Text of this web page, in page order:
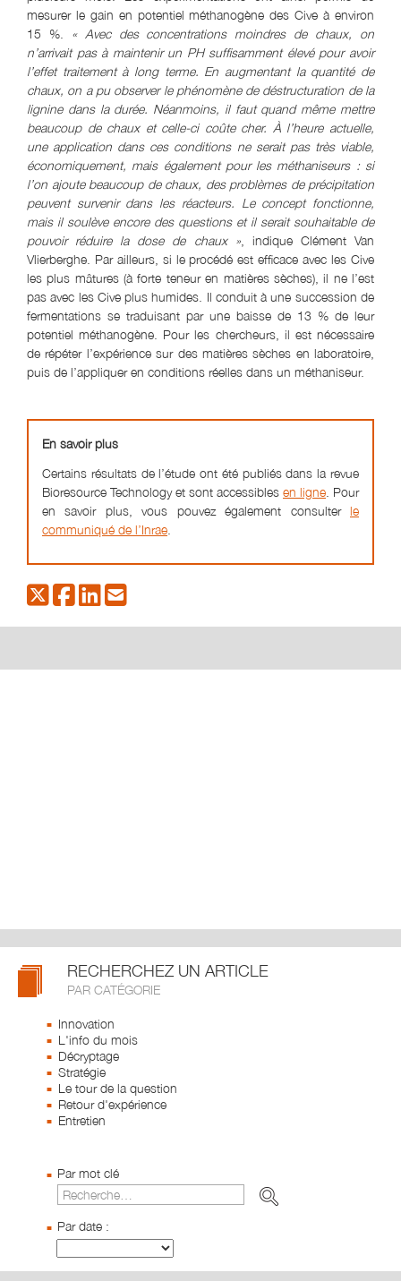
mesurer le gain en potentiel méthanogène des Cive à environ
15 %. « Avec des concentrations moindres de chaux, on
n’arrivait pas à maintenir un PH suffisamment élevé pour avoir
l’effet traitement à long terme. En augmentant la quantité de
chaux, on a pu observer le phénomène de déstructuration de la
lignine dans la durée. Néanmoins, il faut quand même mettre
beaucoup de chaux et celle-ci coûte cher. À l’heure actuelle,
une application dans ces conditions ne serait pas très viable,
économiquement, mais également pour les méthaniseurs : si
l’on ajoute beaucoup de chaux, des problèmes de précipitation
peuvent survenir dans les réacteurs. Le concept fonctionne,
mais il soulève encore des questions et il serait souhaitable de
pouvoir réduire la dose de chaux », indique Clément Van
Vlierberghe. Par ailleurs, si le procédé est efficace avec les Cive
les plus mâtures (à forte teneur en matières sèches), il ne l’est
pas avec les Cive plus humides. Il conduit à une succession de
fermentations se traduisant par une baisse de 13 % de leur
potentiel méthanogène. Pour les chercheurs, il est nécessaire
de répéter l’expérience sur des matières sèches en laboratoire,
puis de l’appliquer en conditions réelles dans un méthaniseur.
En savoir plus
Certains résultats de l’étude ont été publiés dans la revue
Bioresource Technology et sont accessibles en ligne . Pour
en savoir plus, vous pouvez également consulter le
communiqué de l’Inrae
RECHERCHEZ UN ARTICLE
PAR CATÉGORIE
Innovation
L'info du mois
Décryptage
Stratégie
Le tour de la question
Retour d'expérience
Entretien
Par mot clé
Par date :